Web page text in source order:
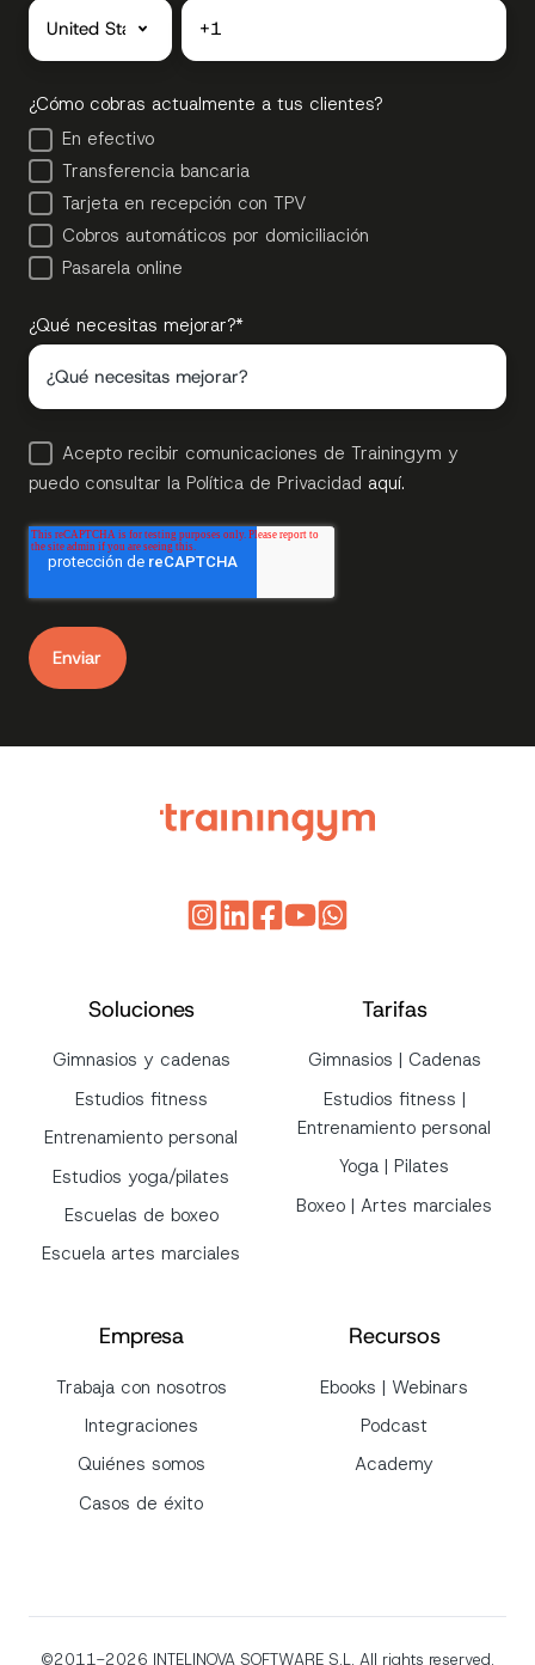
¿Cómo cobras actualmente a tus clientes?
En efectivo
Transferencia bancaria
Tarjeta en recepción con TPV
Cobros automáticos por domiciliación
Pasarela online
¿Qué necesitas mejorar?*
Acepto recibir comunicaciones de Trainingym y
puedo consultar la Política de Privacidad aquí.
Soluciones
Gimnasios y cadenas
Estudios fitness
Entrenamiento personal
Estudios yoga/pilates
Escuelas de boxeo
Escuela artes marciales
Tarifas
Gimnasios | Cadenas
Estudios fitness |
Entrenamiento personal
Yoga | Pilates
Boxeo | Artes marciales
Empresa
Trabaja con nosotros
Integraciones
Quiénes somos
Casos de éxito
Recursos
Ebooks | Webinars
Podcast
Academy
©2011-2026 INTELINOVA SOFTWARE S.L. All rights reserved.